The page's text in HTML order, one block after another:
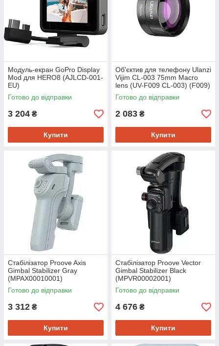
Модуль-екран GoPro Display
Mod для HERO8 (AJLCD-001-
EU)
Готово до відправки
3 204 ₴
Купити
Об'єктив для телефону Ulanzi
Vijim CL-003 75mm Macro
lens (UV-F009 CL-003) (F009)
Готово до відправки
2 083 ₴
Купити
Стабілізатор Proove Axis
Gimbal Stabilizer Gray
(MPAX00010001)
Готово до відправки
3 312 ₴
Купити
Стабілізатор Proove Vector
Gimbal Stabilizer Black
(MPVR00002001)
Готово до відправки
4 676 ₴
Купити